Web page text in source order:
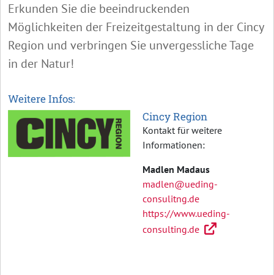
Erkunden Sie die beeindruckenden
Möglichkeiten der Freizeitgestaltung in der Cincy
Region und verbringen Sie unvergessliche Tage
in der Natur!
Weitere Infos:
Cincy Region
Kontakt für weitere
Informationen:
Madlen Madaus
madlen@ueding-
consulitng.de
https://www.ueding-
consulting.de